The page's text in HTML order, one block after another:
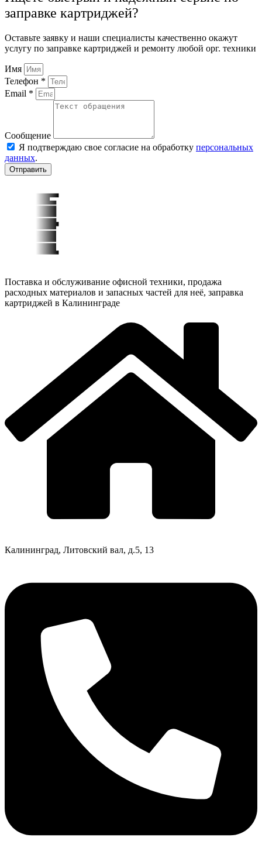
заправке картриджей?
Оставьте заявку и наши специалисты качественно окажут
услугу по заправке картриджей и ремонту любой орг. техники
Имя
Телефон *
Email *
Сообщение
Я подтверждаю свое согласие на обработку персональных
данных.
Отправить
Поставка и обслуживание офисной техники, продажа
расходных материалов и запасных частей для неё, заправка
картриджей в Калининграде
Калининград, Литовский вал, д.5, 13